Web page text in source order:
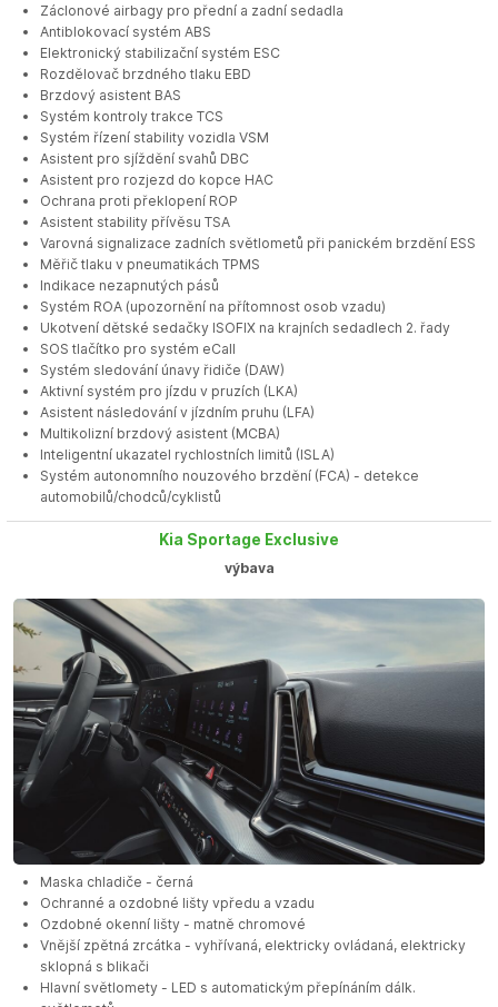
Záclonové airbagy pro přední a zadní sedadla
Antiblokovací systém ABS
Elektronický stabilizační systém ESC
Rozdělovač brzdného tlaku EBD
Brzdový asistent BAS
Systém kontroly trakce TCS
Systém řízení stability vozidla VSM
Asistent pro sjíždění svahů DBC
Asistent pro rozjezd do kopce HAC
Ochrana proti překlopení ROP
Asistent stability přívěsu TSA
Varovná signalizace zadních světlometů při panickém brzdění ESS
Měřič tlaku v pneumatikách TPMS
Indikace nezapnutých pásů
Systém ROA (upozornění na přítomnost osob vzadu)
Ukotvení dětské sedačky ISOFIX na krajních sedadlech 2. řady
SOS tlačítko pro systém eCall
Systém sledování únavy řidiče (DAW)
Aktivní systém pro jízdu v pruzích (LKA)
Asistent následování v jízdním pruhu (LFA)
Multikolizní brzdový asistent (MCBA)
Inteligentní ukazatel rychlostních limitů (ISLA)
Systém autonomního nouzového brzdění (FCA) - detekce
automobilů/chodců/cyklistů
Kia Sportage Exclusive
výbava
Maska chladiče - černá
Ochranné a ozdobné lišty vpředu a vzadu
Ozdobné okenní lišty - matně chromové
Vnější zpětná zrcátka - vyhřívaná, elektricky ovládaná, elektricky
sklopná s blikači
Hlavní světlomety - LED s automatickým přepínáním dálk.